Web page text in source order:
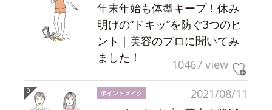
年末年始も体型キープ！休み
明けの“ドキッ”を防ぐ3つのヒ
ント｜美容のプロに聞いてみ
ました！
10467 view
2021/08/11
ポイントメイク